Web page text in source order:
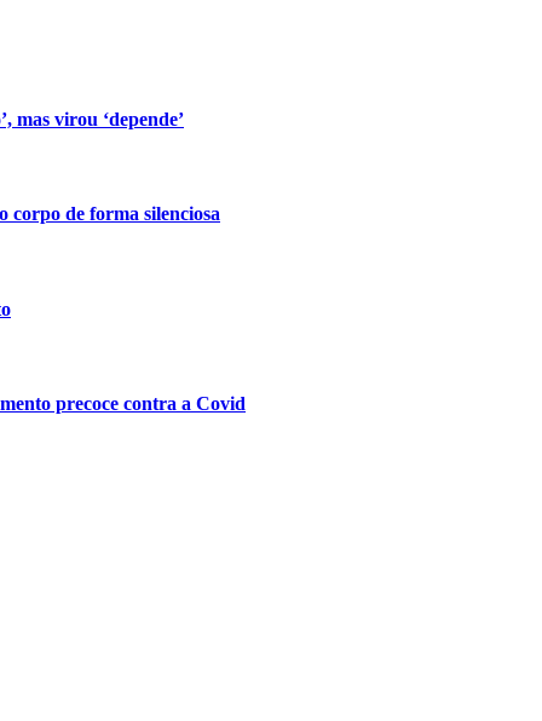
mas virou ‘depende’
corpo de forma silenciosa
precoce contra a Covid